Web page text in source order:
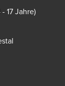
17 Jahre)